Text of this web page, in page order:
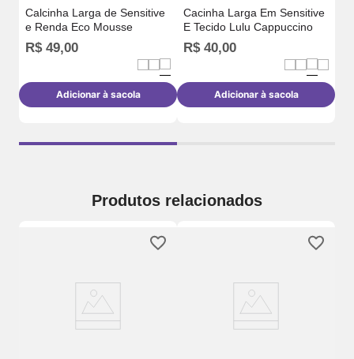
Calcinha Larga de Sensitive
e Renda Eco Mousse
R$ 49,00
Adicionar à sacola
Cacinha Larga Em Sensitive
E Tecido Lulu Cappuccino
R$ 40,00
Adicionar à sacola
Produtos relacionados